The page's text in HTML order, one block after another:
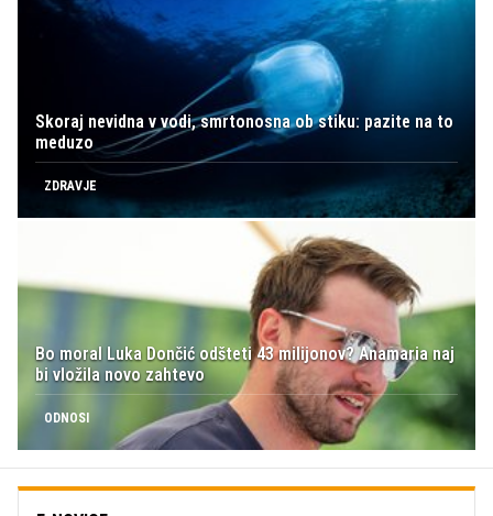
Skoraj nevidna v vodi, smrtonosna ob stiku: pazite na to
meduzo
ZDRAVJE
Bo moral Luka Dončić odšteti 43 milijonov? Anamaria naj
bi vložila novo zahtevo
ODNOSI